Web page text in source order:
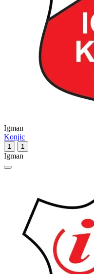
Igman
Konjic
1 1
Igman